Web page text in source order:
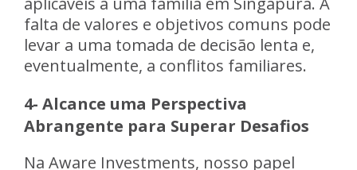
falta de valores e objetivos comuns pode
levar a uma tomada de decisão lenta e,
eventualmente, a conflitos familiares.
4- Alcance uma Perspectiva
Abrangente para Superar Desafios
Na Aware Investments, nosso papel